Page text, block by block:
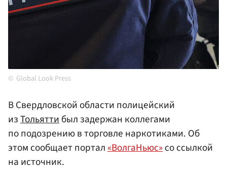
Global Look Press
В Свердловской области полицейский
изТольяттибыл задержан коллегами
по подозрению в торговле наркотиками. Об
этом сообщает портал«ВолгаНьюс»со ссылкой
на источник.